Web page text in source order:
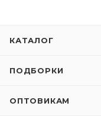
КАТАЛОГ
ПОДБОРКИ
ОПТОВИКАМ